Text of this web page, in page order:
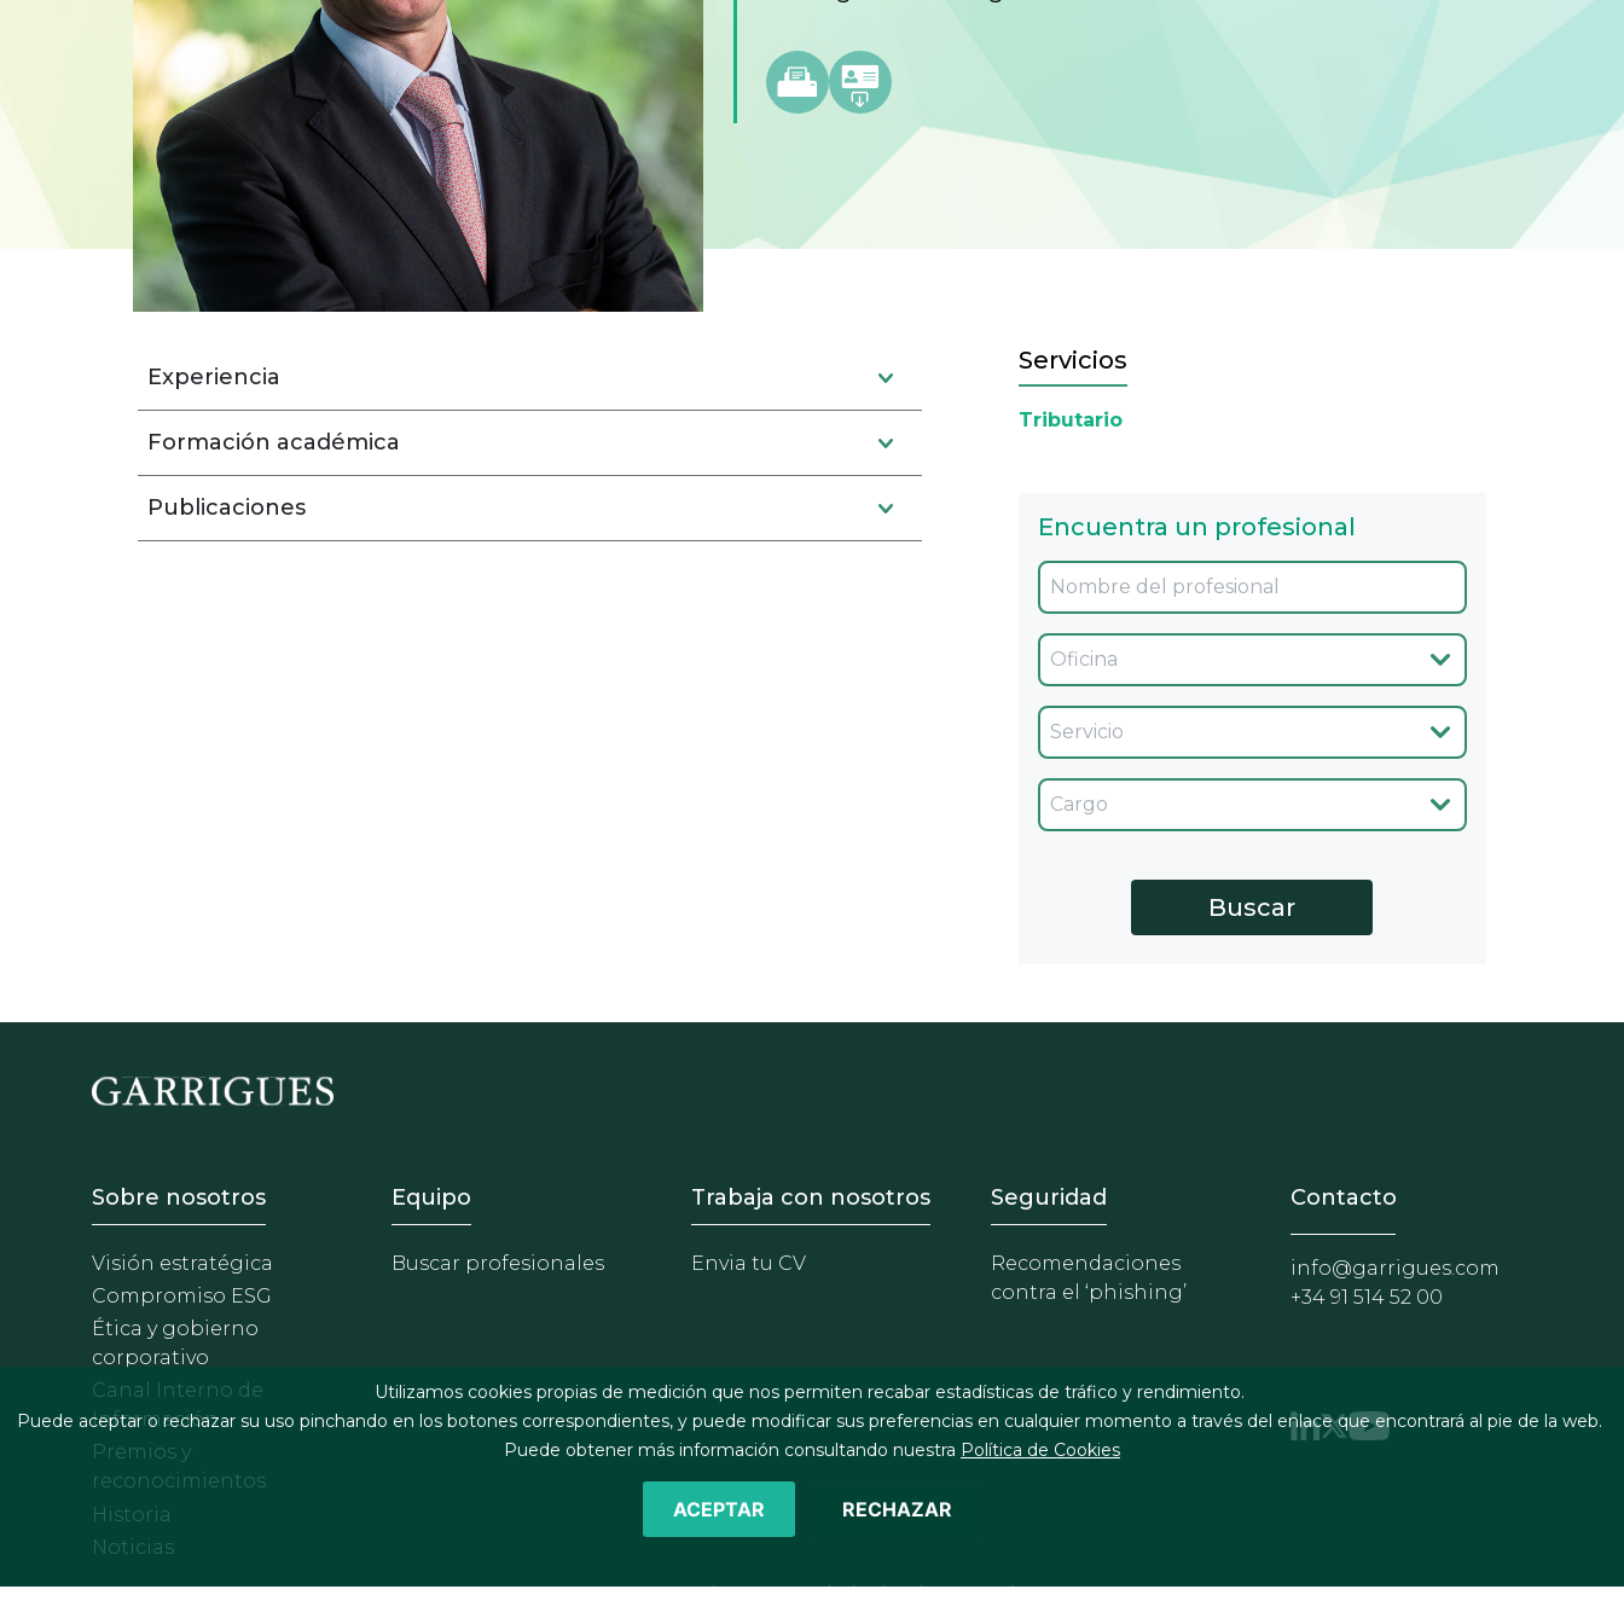
Experiencia
Formación académica
Publicaciones
Servicios
Tributario
Encuentra un profesional
Oficina
Servicio
Cargo
Footer - Sobre Nosotros
Sobre nosotros
Visión estratégica
Compromiso ESG
Ética y gobierno
corporativo
Canal Interno de
Información
Premios y
reconocimientos
Historia
Noticias
Footer - Equipo
Equipo
Buscar profesionales
Footer - Trabaja con nosotros
Trabaja con nosotros
Envia tu CV
Footer - Extranet y herramientas
Seguridad
Recomendaciones
contra el ‘phishing’
Contacto
info@garrigues.com
+34 91 514 52 00
©2026 J&A Garrigues, S.L.P. Todos los derechos reservados
Utilizamos cookies propias de medición que nos permiten recabar estadísticas de tráfico y rendimiento.
Puede aceptar o rechazar su uso pinchando en los botones correspondientes, y puede modificar sus preferencias en cualquier momento a través del enlace que encontrará al pie de la web.
Puede obtener más información consultando nuestra Política de Cookies
ACEPTAR RECHAZAR